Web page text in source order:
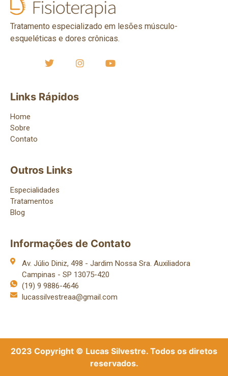
Tratamento especializado em lesões músculo-
esqueléticas e dores crônicas.
Links Rápidos
Home
Sobre
Contato
Outros Links
Especialidades
Tratamentos
Blog
Informações de Contato
Av. Júlio Diniz, 498 - Jardim Nossa Sra. Auxiliadora
Campinas - SP 13075-420
(19) 9 9886-4646
lucassilvestreaa@gmail.com
2023 Copyright © Lucas Silvestre. Todos os diretos
reservados.